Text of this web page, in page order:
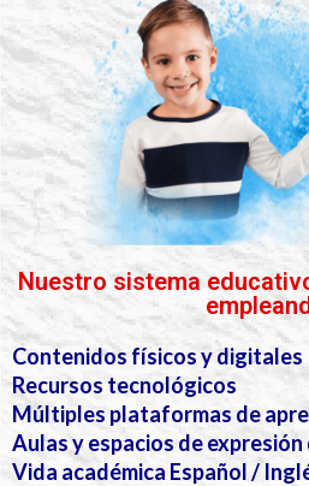
Nuestro sistema
Contenidos físicos y digitales
Recursos tecnológicos
Múltiples plataformas de
Aulas y espacios de
Vida académica Español /